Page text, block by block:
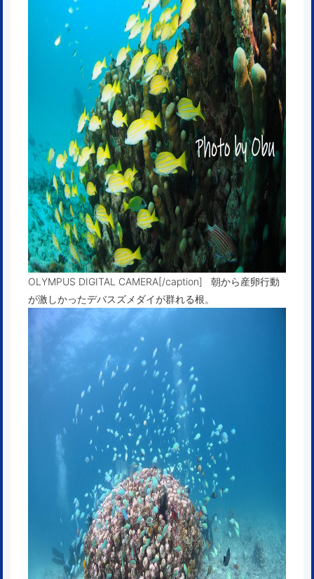
OLYMPUS DIGITAL CAMERA[/caption] 朝から産卵行動
が激しかったデバスズメダイが群れる根。